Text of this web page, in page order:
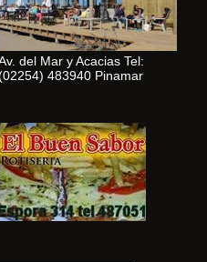
del Mar y Acacias Tel:
483940 Pinamar